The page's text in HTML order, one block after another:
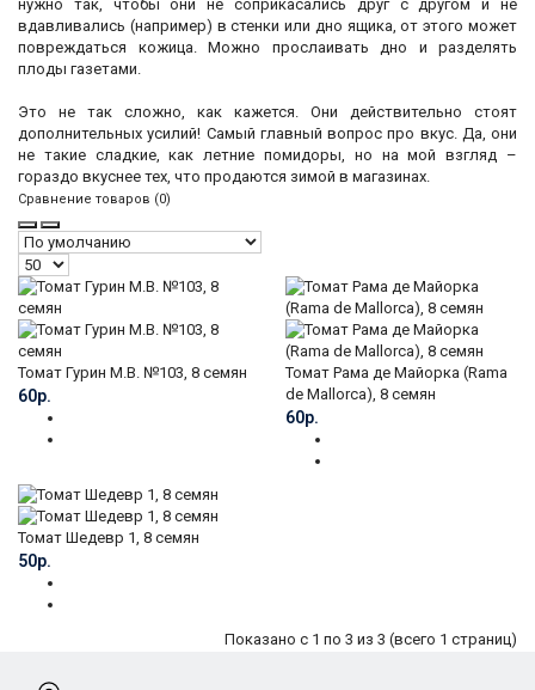
нужно так, чтобы они не соприкасались друг с другом и не
вдавливались (например) в стенки или дно ящика, от этого может
повреждаться кожица. Можно прослаивать дно и разделять
плоды газетами.
Это не так сложно, как кажется. Они действительно стоят
дополнительных усилий! Самый главный вопрос про вкус. Да, они
не такие сладкие, как летние помидоры, но на мой взгляд –
гораздо вкуснее тех, что продаются зимой в магазинах.
Сравнение товаров (0)
Томат Гурин М.В. №103, 8 семян
60р.
Томат Рама де Майорка (Rama
de Mallorca), 8 семян
60р.
Томат Шедевр 1, 8 семян
50р.
Показано с 1 по 3 из 3 (всего 1 страниц)